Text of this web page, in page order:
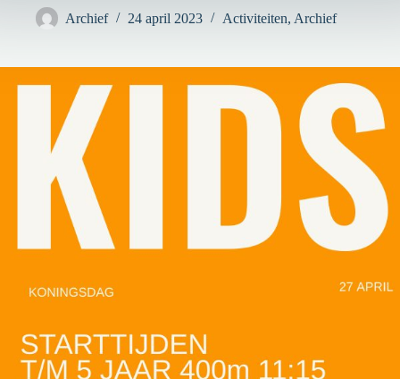
Archief 24 april 2023 Activiteiten, Archief